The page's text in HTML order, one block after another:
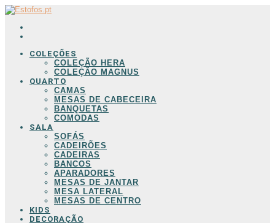
COLEÇÕES
COLEÇÃO HERA
COLEÇÃO MAGNUS
QUARTO
CAMAS
MESAS DE CABECEIRA
BANQUETAS
COMODAS
SALA
SOFÁS
CADEIRÕES
CADEIRAS
BANCOS
APARADORES
MESAS DE JANTAR
MESA LATERAL
MESAS DE CENTRO
KIDS
DECORAÇÃO